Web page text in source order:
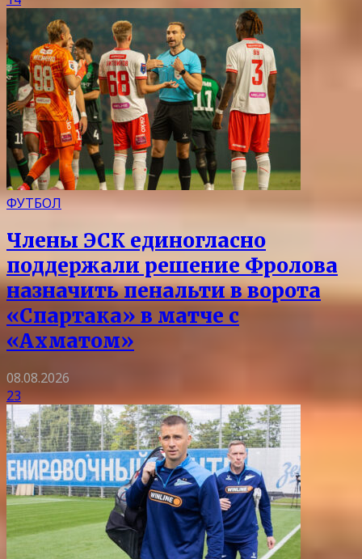
ФУТБОЛ
Члены ЭСК единогласно
поддержали решение Фролова
назначить пенальти в ворота
«Спартака» в матче с
«Ахматом»
08.08.2026
23